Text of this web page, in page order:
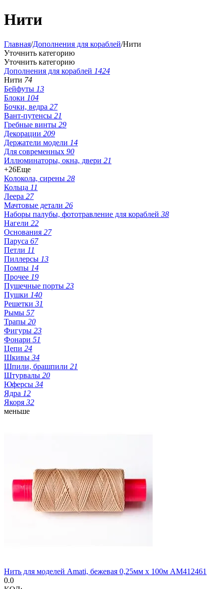
Нити
Главная/Дополнения для кораблей/Нити
Уточнить категорию
Уточнить категорию
Дополнения для кораблей 1424
Нити 74
Бейфуты 13
Блоки 104
Бочки, ведра 27
Вант-путенсы 21
Гребные винты 29
Декорации 209
Держатели модели 14
Для современных 90
Иллюминаторы, окна, двери 21
+26Еще
Колокола, сирены 28
Кольца 11
Леера 27
Мачтовые детали 26
Наборы палубы, фототравление для кораблей 38
Нагели 22
Основания 27
Паруса 67
Петли 11
Пиллерсы 13
Помпы 14
Прочее 19
Пушечные порты 23
Пушки 140
Решетки 31
Рымы 57
Трапы 20
Фигуры 23
Фонари 51
Цепи 24
Шкивы 34
Шпили, брашпили 21
Штурвалы 20
Юферсы 34
Ядра 12
Якоря 32
меньше
Нить для моделей Amati, бежевая 0,25мм х 100м AM412461
0.0